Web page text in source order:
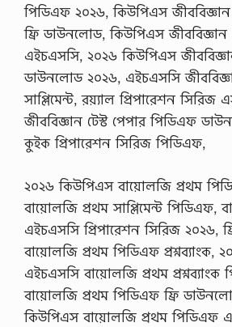
পিডিএফ ২০২৬, কিউপিএস
ফ্রি ডাউনলোড, কিউপিএস
এইচএসসি, ২০২৬ কিউপিএস
ডাউনলোড ২০২৬, এইচএসসি
সাপ্লিমেন্ট, রয়্যাল প্রিপারেশন
জীববিজ্ঞান টেস্ট পেপার পিডিএফ
কুইক প্রিপারেশন সিরিজ পিডিএফ,
২০২৬ কিউপিএস বায়োলজি প্রথম
বায়োলজি প্রথম সাপ্লিমেন্ট পিডিএফ,
এইচএসসি প্রিপারেশন সিরিজ ২০২৬,
বায়োলজি প্রথম পিডিএফ প্রশ্নব্যাংক,
এইচএসসি বায়োলজি প্রথম
বায়োলজি প্রথম পিডিএফ ফ্রি
কিউপিএস বায়োলজি প্রথম পিডিএফ